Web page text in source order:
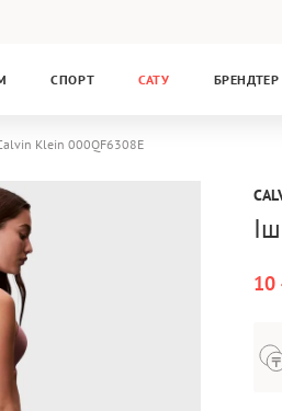
СПОРТ САТУ БРЕНДТЕР
Klein 000QF6308E
10